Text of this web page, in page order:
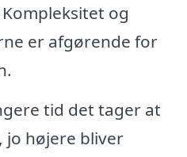
Kompleksitet og
er afgørende for
tid det tager at
jo højere bliver